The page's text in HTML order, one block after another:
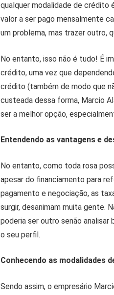
qualquer modalidade de crédito
valor a ser pago mensalmente
um problema, mas trazer outro,
No entanto, isso não é tudo! É
crédito, uma vez que
crédito (também de modo que
custeada dessa forma, Marcio
ser a melhor opção,
Entendendo as vantagens e
No entanto, como toda rosa
apesar do financiamento para
pagamento e negociação, as
surgir, desanimam muita gente.
poderia ser outro senão
o seu perfil.
Conhecendo as modalidades
Sendo assim, o empresário